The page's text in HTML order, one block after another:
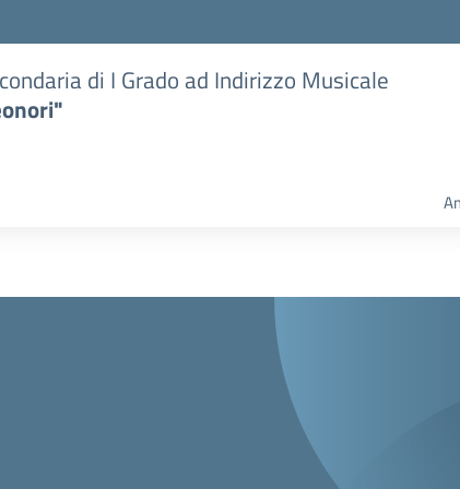
di I Grado ad Indirizzo Musicale